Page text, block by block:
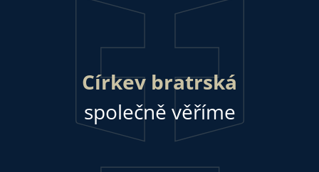
Církev bratrská
společně věříme